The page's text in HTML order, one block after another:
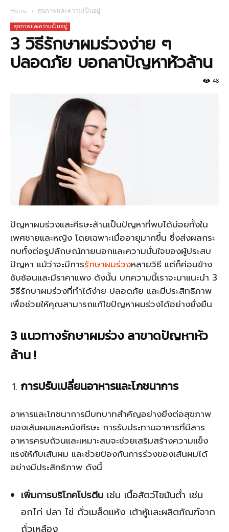
Home สุขภาพและความเป็นอยู่
สุขภาพและความเป็นอยู่
3 วิธีรักษาผมร่วงง่าย ๆ
ปลอดภัย บอกลาปัญหาหัวล้าน
48
ปัญหาผมร่วงและศีรษะล้านเป็นปัญหาที่พบได้บ่อยทั้งใน
เพศชายและหญิง โดยเฉพาะเมื่ออายุมากขึ้น ซึ่งส่งผลกระ
ทบทั้งต่อรูปลักษณ์ภายนอกและความมั่นใจของผู้ประสบ
ปัญหา แม้ว่าจะมีการรักษาผมร่วงหลายวิธี แต่ก็ค่อนข้าง
ซับซ้อนและมีราคาแพง ดังนั้น บทความนี้เราจะมาแนะนำ 3
วิธีรักษาผมร่วงที่ทำได้ง่าย ปลอดภัย และมีประสิทธิภาพ
เพื่อช่วยให้คุณสามารถแก้ไขปัญหาผมร่วงได้อย่างยั่งยืน
3 แนวทางรักษาผมร่วง ลาขาดปัญหาหัว
ล้าน !
การปรับเปลี่ยนอาหารและโภชนาการ
อาหารและโภชนาการมีบทบาทสำคัญอย่างยิ่งต่อสุขภาพ
ของเส้นผมและหนังศีรษะ การรับประทานอาหารที่มีสาร
อาหารครบถ้วนและเหมาะสมจะช่วยเสริมสร้างความแข็ง
แรงให้กับเส้นผม และช่วยป้องกันการร่วงของเส้นผมได้
อย่างมีประสิทธิภาพ ดังนี้
เพิ่มการบริโภคโปรตีน เช่น เนื้อสัตว์ไขมันต่ำ เช่น
อกไก่ ปลา ไข่ ถั่วเมล็ดแห้ง เต้าหู้และผลิตภัณฑ์จาก
ถั่วเหลือง